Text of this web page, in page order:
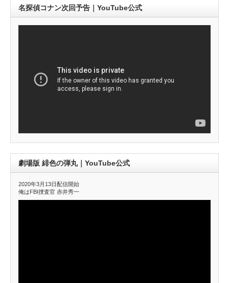
名探偵コナン次回予告｜YouTube公式
劇場版 緋色の弾丸｜YouTube公式
2020年3月13日配信開始
俺はFBI捜査官 赤井秀一